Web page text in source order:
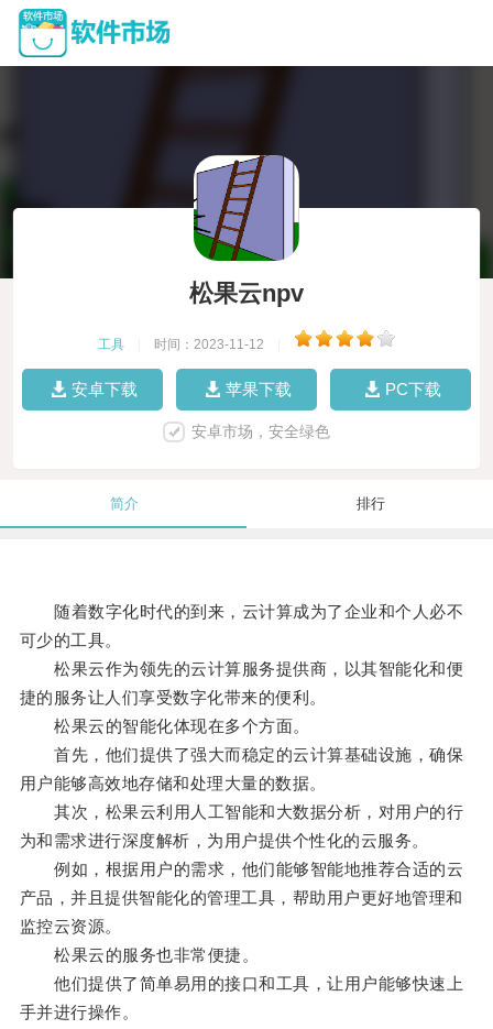
松果云npv
工具 时间：2023-11-12
安卓下载 苹果下载 PC下载
安卓市场，安全绿色
简介 排行
随着数字化时代的到来，云计算成为了企业和个人必不
可少的工具。
松果云作为领先的云计算服务提供商，以其智能化和便
捷的服务让人们享受数字化带来的便利。
松果云的智能化体现在多个方面。
首先，他们提供了强大而稳定的云计算基础设施，确保
用户能够高效地存储和处理大量的数据。
其次，松果云利用人工智能和大数据分析，对用户的行
为和需求进行深度解析，为用户提供个性化的云服务。
例如，根据用户的需求，他们能够智能地推荐合适的云
产品，并且提供智能化的管理工具，帮助用户更好地管理和
监控云资源。
松果云的服务也非常便捷。
他们提供了简单易用的接口和工具，让用户能够快速上
手并进行操作。